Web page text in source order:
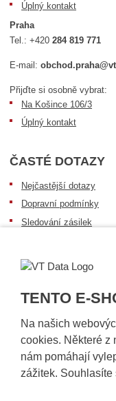
TENTO E-
Na našich
cookies. Některé z
nám pomáhají
zážitek.
Úplný kontakt
Praha
Tel.:+420284 819 771
E-mail:
Přijďte si osobně vybrat:
Na Košince 106/3
Úplný kontakt
ČASTÉ DOTAZY
Nejčastější dotazy
Dopravní podmínky
Sledování zásilek
Informace k